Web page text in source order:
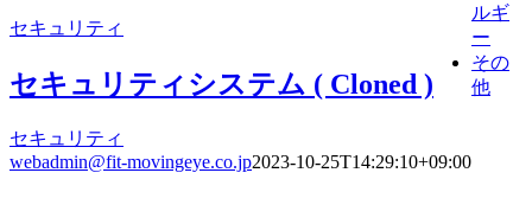
セキュリティ
セキュリティシステム ( Cloned )
セキュリティ
webadmin@fit-movingeye.co.jp2023-10-25T14:29:10+09:00
ルギ
ー
その
他